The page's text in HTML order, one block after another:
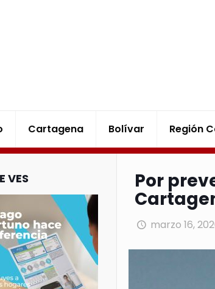
Cartagena Bolívar Región
Por
marzo 16,
VES